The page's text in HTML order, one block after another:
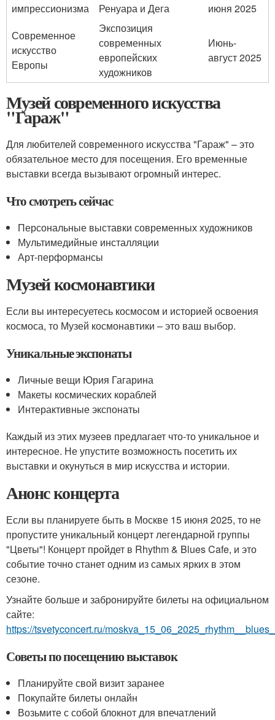
импрессионизма
Ренуара и Дега
июня 2025
Современное
искусство
Европы
Экспозиция
современных
европейских
художников
Июнь-
август 2025
Музей современного искусства
"Гараж"
Для любителей современного искусства "Гараж" – это
обязательное место для посещения. Его временные
выставки всегда вызывают огромный интерес.
Что смотреть сейчас
Персональные выставки современных художников
Мультимедийные инсталляции
Арт-перформансы
Музей космонавтики
Если вы интересуетесь космосом и историей освоения
космоса, то Музей космонавтики – это ваш выбор.
Уникальные экспонаты
Личные вещи Юрия Гагарина
Макеты космических кораблей
Интерактивные экспонаты
Каждый из этих музеев предлагает что-то уникальное и
интересное. Не упустите возможность посетить их
выставки и окунуться в мир искусства и истории.
Анонс концерта
Если вы планируете быть в Москве 15 июня 2025, то не
пропустите уникальный концерт легендарной группы
"Цветы"! Концерт пройдет в Rhythm & Blues Cafe, и это
событие точно станет одним из самых ярких в этом
сезоне.
Узнайте больше и забронируйте билеты на официальном
сайте:
https://tsvetyconcert.ru/
Советы по посещению выставок
Планируйте свой визит заранее
Покупайте билеты онлайн
Возьмите с собой блокнот для впечатлений